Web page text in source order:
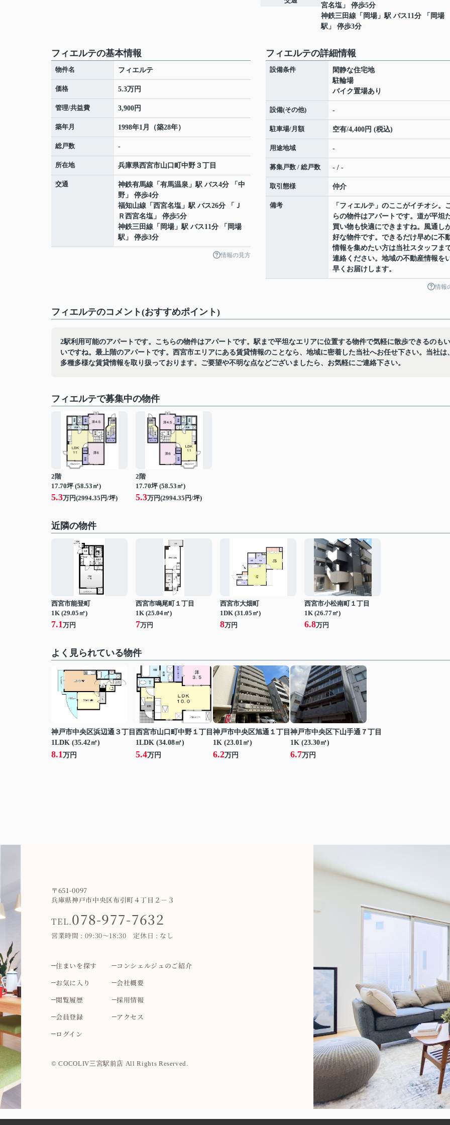
宮名塩」 停歩5分
神鉄三田線 「 岡場」駅 バス11分 「岡場
駅」 停歩3分
フィエルテの基本情報
物件名 フィエルテ
価格 5.3万円
管理/共益費 3,900円
築年月 1998年1月（築28年）
総戸数 -
所在地 兵庫県西宮市山口町中野 ３丁目
交通 神鉄有馬線 「 有馬温泉 」駅 バス4分 「中
野」 停歩4分
福知山線 「 西宮名塩 」駅 バス26分 「Ｊ
Ｒ西宮名塩」 停歩5分
神鉄三田線 「 岡場」駅 バス11分 「岡場
駅」 停歩3分
情報の見方
フィエルテの詳細情報
設備条件
閑静な住宅地
駐輪場
バイク置場あり
設備(その他) -
駐車場/月額 空有/4,400円 (税込)
用途地域 -
募集戸数 / 総戸数 - / -
取引態様 仲介
備考
「フィエルテ」のここがイチオシ。
らの物件はアパートです。道が平坦
買い物も快適にできますね。風通し
好な物件です。できるだけ早めに不
情報を集めたい方は当社スタッフま
連絡ください。地域の不動産情報を
早くお届けします。
情報
フィエルテのコメント(おすすめポイント)
2駅利用可能のアパートです。こちらの物件はアパートです。駅まで平坦なエリアに位置する物件で気軽に散歩できるのもい
いですね。最上階のアパートです。西宮市エリアにある賃貸情報のことなら、地域に密着した当社へお任せ下さい。当社は、
多種多様な賃貸情報を取り扱っております。ご要望や不明な点などございましたら、お気軽にご連絡下さい。
フィエルテで募集中の物件
2階
17.70坪 (58.53㎡)
5.3万円(2994.35円/坪)
2階
17.70坪 (58.53㎡)
5.3万円(2994.35円/坪)
近隣の物件
西宮市能登町
1K (29.05㎡)
7.1万円
西宮市鳴尾町１丁目
1K (25.04㎡)
7万円
西宮市大畑町
1DK (31.05㎡)
8万円
西宮市小松南町１丁目
1K (26.77㎡)
6.8万円
よく見られている物件
神戸市中央区浜辺通３丁目
1LDK (35.42㎡)
8.1万円
西宮市山口町中野１丁目
1LDK (34.08㎡)
5.4万円
神戸市中央区旭通１丁目
1K (23.01㎡)
6.2万円
神戸市中央区下山手通７丁目
1K (23.30㎡)
6.7万円
〒651-0097
兵庫県神戸市中央区布引町４丁目２－３
TEL.078-977-7632
営業時間 : 09:30～18:30 定休日 : なし
住まいを探す
コンシェルジュのご紹介
お気に入り
会社概要
閲覧履歴
採用情報
会員登録
アクセス
ログイン
© COCOLIV三宮駅前店 All Rights Reserved.